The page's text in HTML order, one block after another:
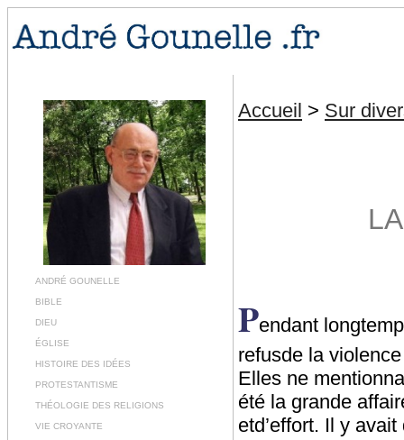
ANDRÉ GOUNELLE
BIBLE
DIEU
ÉGLISE
HISTOIRE DES IDÉES
PROTESTANTISME
THÉOLOGIE DES RELIGIONS
VIE CROYANTE
Accueil > Sur
Pendant
refusde la
Elles ne
été la grande
etd’effort. Il y